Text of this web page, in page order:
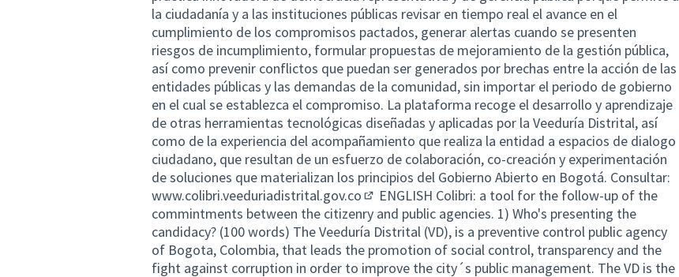
la ciudadanía y a las instituciones públicas revisar en tiempo real el avance en el
cumplimiento de los compromisos pactados, generar alertas cuando se presenten
riesgos de incumplimiento, formular propuestas de mejoramiento de la gestión pública,
así como prevenir conflictos que puedan ser generados por brechas entre la acción de las
entidades públicas y las demandas de la comunidad, sin importar el periodo de gobierno
en el cual se establezca el compromiso. La plataforma recoge el desarrollo y aprendizaje
de otras herramientas tecnológicas diseñadas y aplicadas por la Veeduría Distrital, así
como de la experiencia del acompañamiento que realiza la entidad a espacios de dialogo
ciudadano, que resultan de un esfuerzo de colaboración, co-creación y experimentación
de soluciones que materializan los principios del Gobierno Abierto en Bogotá. Consultar:
www.colibri.veeduriadistrital.gov.co
(External link)
ENGLISH Colibri: a tool for the follow-up of the
commintments between the citizenry and public agencies. 1) Who's presenting the
candidacy? (100 words) The Veeduría Distrital (VD), is a preventive control public agency
of Bogota, Colombia, that leads the promotion of social control, transparency and the
fight against corruption in order to improve the city´s public management. The VD is the